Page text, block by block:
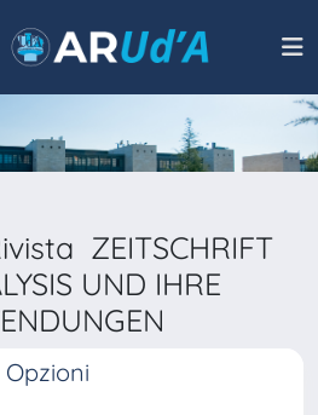
ZEITSCHRIFT
UND IHRE
Opzioni